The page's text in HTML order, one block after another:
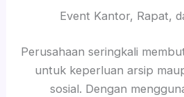
Event Kantor, Rapat,
Perusahaan seringkali
untuk keperluan arsip
sosial. Dengan